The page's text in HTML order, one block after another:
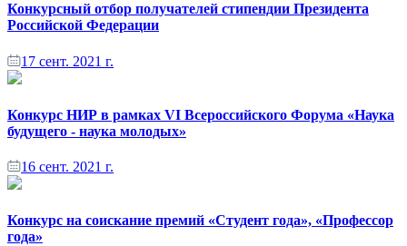
Конкурсный отбор получателей стипендии Президента
Российской Федерации
17 сент. 2021 г.
Конкурс НИР в рамках VI Всероссийского Форума «Наука
будущего - наука молодых»
16 сент. 2021 г.
Конкурс на соискание премий «Студент года», «Профессор
года»